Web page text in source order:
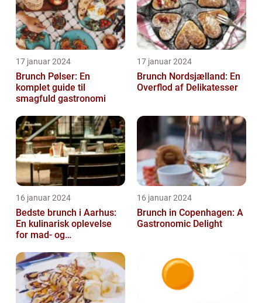
17 januar 2024
Brunch Pølser: En
komplet guide til
smagfuld gastronomi
17 januar 2024
Brunch Nordsjælland: En
Overflod af Delikatesser
16 januar 2024
Bedste brunch i Aarhus:
En kulinarisk oplevelse
for mad- og
16 januar 2024
Brunch in Copenhagen: A
Gastronomic Delight